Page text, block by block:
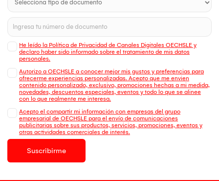
He leído la Política de Privacidad de Canales Digitales OECHSLE y
declaro haber sido informado sobre el tratamiento de mis datos
personales.
Autorizo a OECHSLE a conocer mejor mis gustos y preferencias para
ofrecerme experiencias personalizadas. Acepto que me envien
contenido personalizado, exclusivo, promociones hechas a mi medida,
novedades, descuentos especiales, eventos y todo lo que se alinee
con lo que realmente me interesa.
Acepto el compartir mi información con empresas del grupo
empresarial de OECHSLE para el envío de comunicaciones
publicitarias sobre sus productos, servicios, promociones, eventos y
otras actividades comerciales de interés.
Suscribirme